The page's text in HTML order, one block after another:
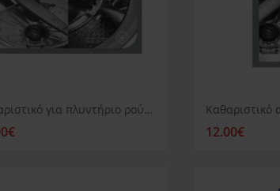
Καθαριστικό για πλυντήριο ρούχων ή πιάτων AEG Clean and Care
12.00€